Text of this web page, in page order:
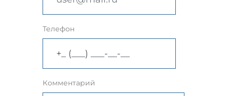
Телефон
Комментарий